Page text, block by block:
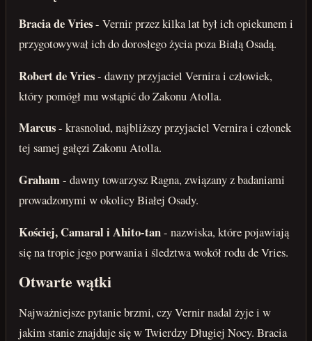
Bracia de Vries- Vernir przez kilka lat był ich opiekunem i
przygotowywał ich do dorosłego życia poza Białą Osadą.
Robert de Vries- dawny przyjaciel Vernira i człowiek,
który pomógł mu wstąpić do Zakonu Atolla.
Marcus- krasnolud, najbliższy przyjaciel Vernira i członek
tej samej gałęzi Zakonu Atolla.
Graham- dawny towarzysz Ragna, związany z badaniami
prowadzonymi w okolicy Białej Osady.
Kościej, Camaral i Ahito-tan- nazwiska, które pojawiają
się na tropie jego porwania i śledztwa wokół rodu de Vries.
Otwarte wątki
Najważniejsze pytanie brzmi, czy Vernir nadal żyje i w
jakim stanie znajduje się w Twierdzy Długiej Nocy. Bracia